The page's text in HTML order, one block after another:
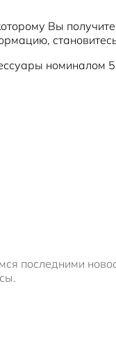
Вы получите
номиналом
последними